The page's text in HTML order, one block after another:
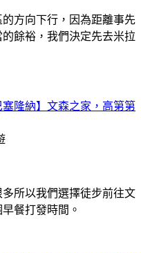
方向下行，因為距離事先
餘裕，我們決定先去米拉
塞隆納】文森之家，高第第
所以我們選擇徒步前往文
餐打發時間。